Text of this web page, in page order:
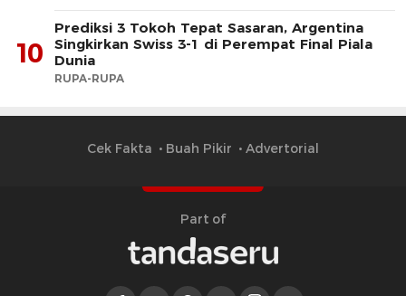
10
Prediksi 3 Tokoh Tepat Sasaran, Argentina
Singkirkan Swiss 3-1 di Perempat Final Piala
Dunia
RUPA-RUPA
Cek Fakta Buah Pikir Advertorial
Part of